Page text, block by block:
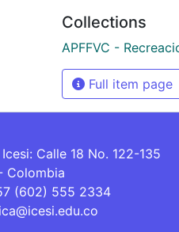
Collections
APFFVC -
Full item page
Calle 18 No. 122-135
Colombia
(602) 555 2334